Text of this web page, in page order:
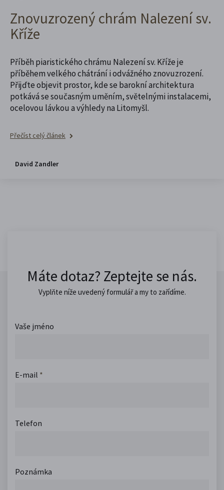
Znovuzrozený chrám Nalezení sv.
Kříže
Příběh piaristického chrámu Nalezení sv. Kříže je
příběhem velkého chátrání i odvážného znovuzrození.
Přijďte objevit prostor, kde se barokní architektura
potkává se současným uměním, světelnými instalacemi,
ocelovou lávkou a výhledy na Litomyšl.
Přečíst celý článek
David Zandler
Máte dotaz? Zeptejte se nás.
Vyplňte níže uvedený formulář a my to zařídíme.
Vaše jméno
E-mail *
Telefon
Poznámka